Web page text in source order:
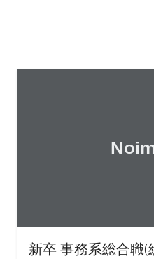
新卒 事務系総合職(